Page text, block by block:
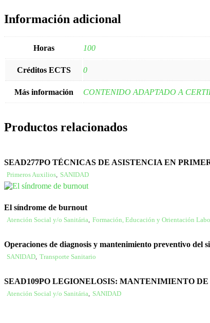
Información adicional
Horas 100
Créditos ECTS 0
Más información CONTENIDO ADAPTADO A
Productos relacionados
SEAD277PO TÉCNICAS DE ASISTENCIA EN
Primeros Auxilios SANIDAD
El síndrome de burnout
Atención Social y/o Sanitária Formación, Educación y Orientación
Operaciones de diagnosis y mantenimiento preventivo del
SANIDAD Transporte Sanitario
SEAD109PO LEGIONELOSIS: MANTENIMIENTO
Atención Social y/o Sanitária SANIDAD